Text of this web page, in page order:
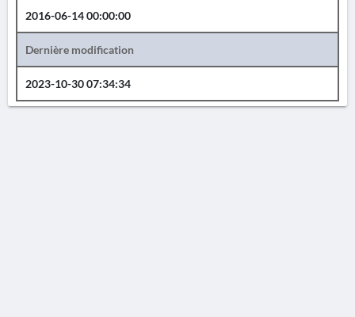
2016-06-14 00:00:00
Dernière modification
2023-10-30 07:34:34